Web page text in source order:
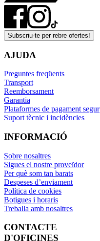
Subscriu-te per rebre ofertes!
AJUDA
Preguntes freqüents
Transport
Reemborsament
Garantia
Plataformes de pagament segur
Suport tècnic i incidències
INFORMACIÓ
Sobre nosaltres
Sigues el nostre proveïdor
Per què som tan barats
Despeses d’enviament
Política de cookies
Botigues i horaris
Treballa amb nosaltres
CONTACTE
D'OFICINES